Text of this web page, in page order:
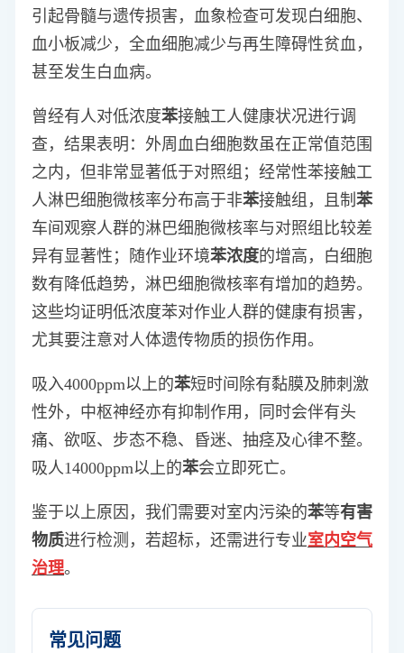
引起骨髓与遗传损害，血象检查可发现白细胞、
血小板减少，全血细胞减少与再生障碍性贫血，
甚至发生白血病。
曾经有人对低浓度苯接触工人健康状况进行调
查，结果表明：外周血白细胞数虽在正常值范围
之内，但非常显著低于对照组；经常性苯接触工
人淋巴细胞微核率分布高于非苯接触组，且制 苯
车间观察人群的淋巴细胞微核率与对照组比较差
异有显著性；随作业环境苯浓度的增高，白细胞
数有降低趋势，淋巴细胞微核率有增加的趋势。
这些均证明低浓度苯对作业人群的健康有损害，
尤其要注意对人体遗传物质的损伤作用。
吸入4000ppm以上的苯短时间除有黏膜及肺刺激
性外，中枢神经亦有抑制作用，同时会伴有头
痛、欲呕、步态不稳、昏迷、抽痉及心律不整。
吸人14000ppm以上的苯会立即死亡。
鉴于以上原因，我们需要对室内污染的苯等有害
物质进行检测，若超标，还需进行专业室内空气
治理。
常见问题